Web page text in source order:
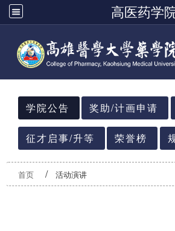
高医药学
:::
学院公告
奖助/计画申请
征才启事/升等 荣誉榜
首页 活动演讲